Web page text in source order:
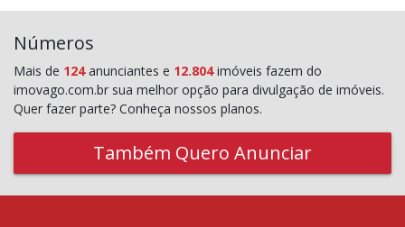
Números
Mais de 124anunciantes e 12.804imóveis fazem do
imovago.com.br sua melhor opção para divulgação de imóveis.
Quer fazer parte? Conheça nossos planos.
Também Quero Anunciar